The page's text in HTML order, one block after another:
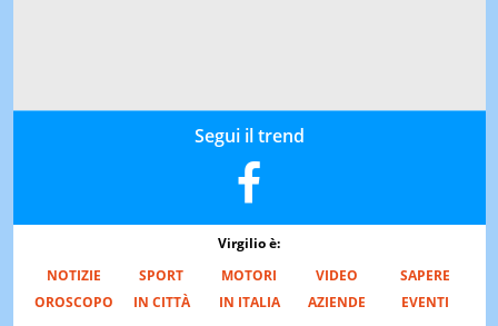
Segui il trend
Virgilio è:
NOTIZIE
SPORT MOTORI VIDEO
SAPERE
OROSCOPO
IN CITTÀ IN ITALIA AZIENDE EVENTI